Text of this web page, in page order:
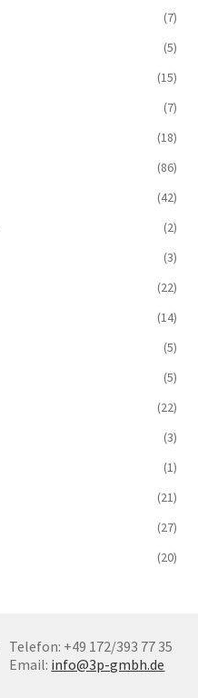
(7)
(5)
(15)
(7)
(18)
(86)
(42)
(2)
(3)
(22)
(14)
(5)
(5)
(22)
(3)
(1)
(21)
(27)
(20)
Telefon: +49 172/393 77 35
Email: info@3p-gmbh.de